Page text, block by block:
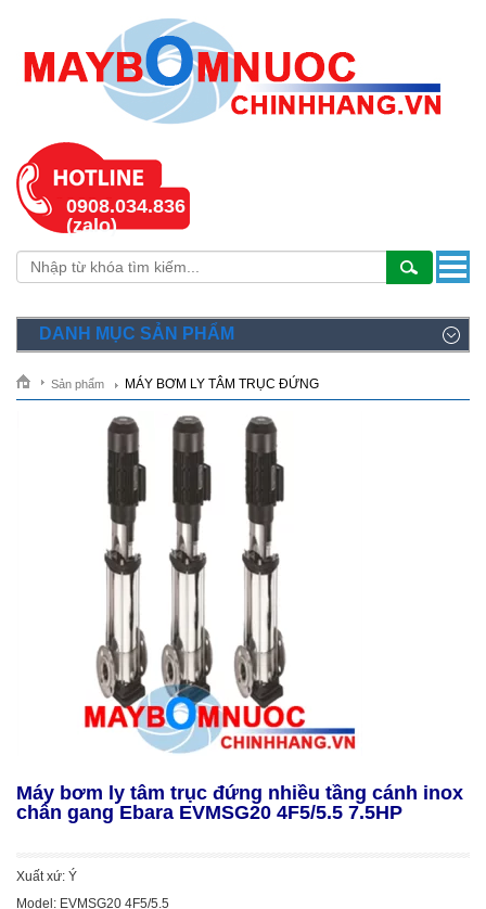
0908.034.836
(zalo)
DANH MỤC SẢN PHẨM
Sản phẩm MÁY BƠM LY TÂM TRỤC ĐỨNG
Máy bơm ly tâm trục đứng nhiều tầng cánh inox
chân gang Ebara EVMSG20 4F5/5.5 7.5HP
Xuất xứ: Ý
Model: EVMSG20 4F5/5.5